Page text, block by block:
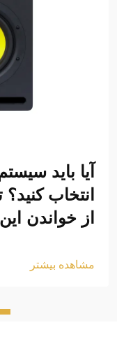
آیا باید
انتخاب
از خواندن این 5 نکته بگیرید
مشاهده بیشتر